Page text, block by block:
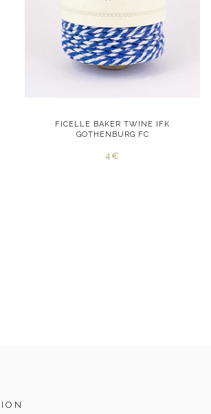
FICELLE BAKER TWINE IFK
GOTHENBURG FC
4€